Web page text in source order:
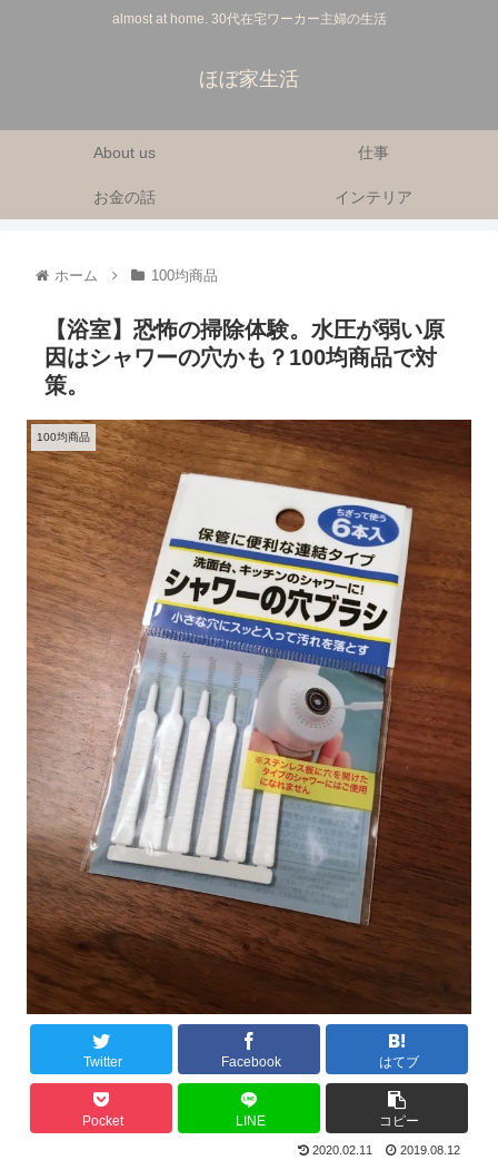
almost at home. 30代在宅ワーカー主婦の生活
ほぼ家生活
About us 仕事
お金の話 インテリア
ホーム 100均商品
【浴室】恐怖の掃除体験。水圧が弱い原
因はシャワーの穴かも？100均商品で対
策。
100均商品
Twitter Facebook はてブ
Pocket LINE コピー
2020.02.11 2019.08.12